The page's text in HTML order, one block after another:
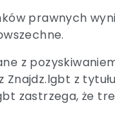
prawnych
z
z
zastrzega, że